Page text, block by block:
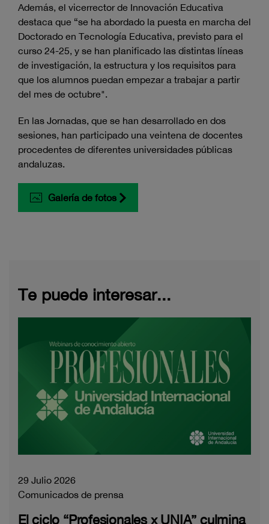
Además, el vicerrector de Innovación Educativa
destaca que “se ha abordado la puesta en marcha del
Doctorado en Tecnología Educativa, previsto para el
curso 24-25, y se han planificado las distintas líneas
de investigación, la estructura y los requisitos para
que los alumnos puedan empezar a trabajar a partir
del mes de octubre".
En las Jornadas, que se han desarrollado en dos
sesiones, han participado una veintena de docentes
procedentes de diferentes universidades públicas
andaluzas.
Galería de fotos
Te puede interesar...
29 Julio 2026
Comunicados de prensa
El ciclo “Profesionales x UNIA” culmina